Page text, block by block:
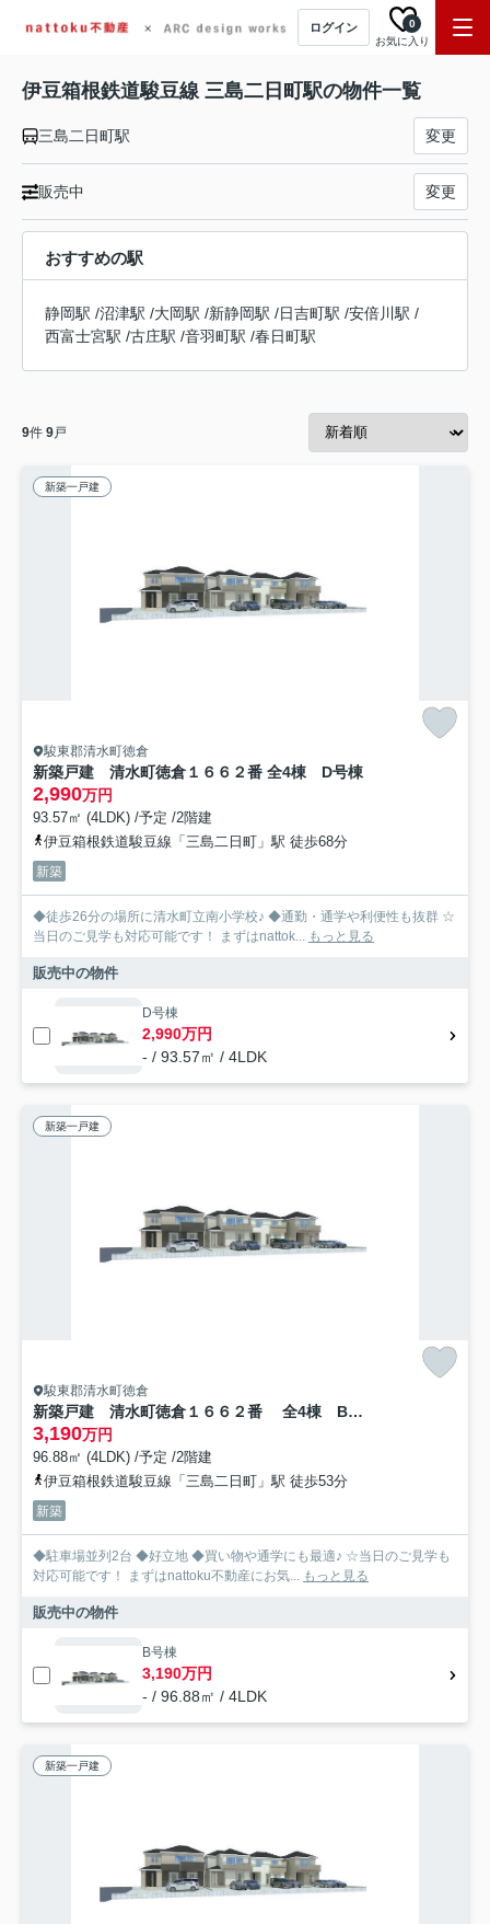
ログイン
お気に入り
0
伊豆箱根鉄道駿豆線 三島二日町駅の物件一覧
三島二日町駅 変更
販売中 変更
おすすめの駅
静岡駅 /沼津駅 /大岡駅 /新静岡駅 /日吉町駅 /安倍川駅 /
西富士宮駅 /古庄駅 /音羽町駅 /春日町駅
9件 9戸
新築一戸建
駿東郡清水町徳倉
新築戸建 清水町徳倉１６６２番 全4棟 D号棟
2,990万円
93.57㎡ (4LDK) /予定 /2階建
伊豆箱根鉄道駿豆線「三島二日町」駅 徒歩68分
新築
◆徒歩26分の場所に清水町立南小学校♪ ◆通勤・通学や利便性も抜群 ☆
当日のご見学も対応可能です！ まずはnattok... もっと見る
販売中の物件
D号棟
2,990万円
- / 93.57㎡ / 4LDK
新築一戸建
駿東郡清水町徳倉
新築戸建 清水町徳倉１６６２番 全4棟 B号棟
3,190万円
96.88㎡ (4LDK) /予定 /2階建
伊豆箱根鉄道駿豆線「三島二日町」駅 徒歩53分
新築
◆駐車場並列2台 ◆好立地 ◆買い物や通学にも最適♪ ☆当日のご見学も
対応可能です！ まずはnattoku不動産にお気... もっと見る
販売中の物件
B号棟
3,190万円
- / 96.88㎡ / 4LDK
新築一戸建